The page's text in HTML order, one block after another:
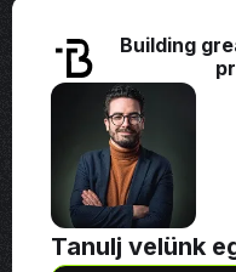
Building
Tanulj velünk